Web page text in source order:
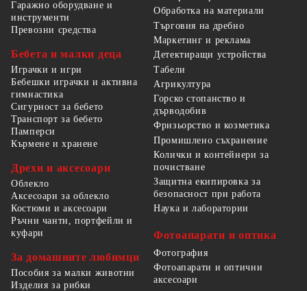
Гаражно оборудване и
инструменти
Превозни средства
Бебета и малки деца
Играчки и игри
Бебешки играчки и активна
гимнастика
Сигурност за бебето
Транспорт за бебето
Памперси
Кърмене и хранене
Дрехи и аксесоари
Облекло
Аксесоари за облекло
Костюми и аксесоари
Ръчни чанти, портфейли и
куфари
За домашните любимци
Пособия за малки животни
Изделия за рибки
Обработка на материали
Търговия на дребно
Маркетинг и реклама
Детектиращи устройства
Табели
Агрикултура
Горско стопанство и
дърводобив
Фризьорство и козметика
Промишлено съхранение
Колички и контейнери за
почистване
Защитна екипировка за
безопасност при работа
Наука и лаборатории
Фотоапарати и оптика
Фотография
Фотоапарати и оптични
аксесоари